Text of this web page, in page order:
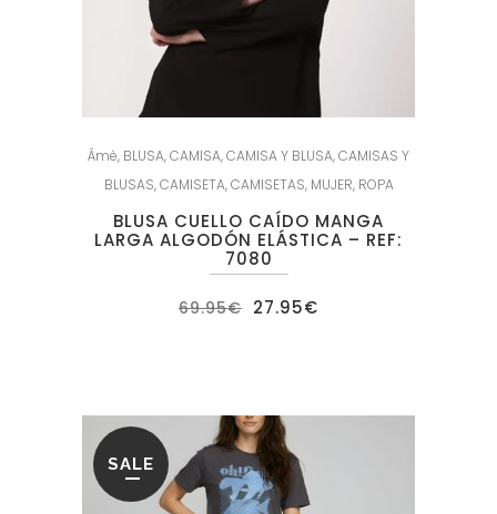
Âmè, BLUSA,CAMISA,CAMISA Y BLUSA,CAMISAS Y
BLUSAS,CAMISETA,CAMISETAS, MUJER, ROPA
BLUSA CUELLO CAÍDO MANGA
LARGA ALGODÓN ELÁSTICA – REF:
7080
69.95€ El
precio
27.95€
SALE